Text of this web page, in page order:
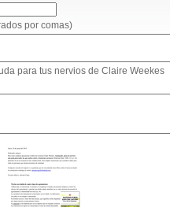
por comas)
para tus nervios de Claire Weekes